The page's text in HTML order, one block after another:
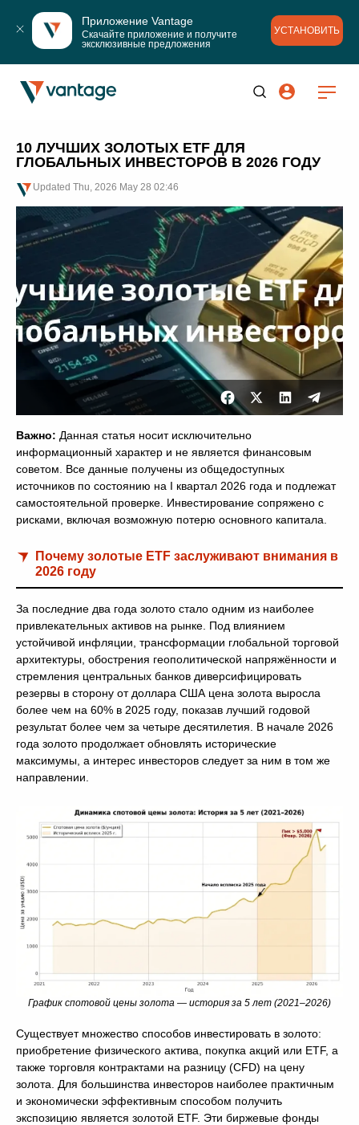
Приложение Vantage
Скачайте приложение и получите
эксклюзивные предложения
УСТАНОВИТЬ
10 ЛУЧШИХ ЗОЛОТЫХ ETF ДЛЯ
ГЛОБАЛЬНЫХ ИНВЕСТОРОВ В 2026 ГОДУ
Updated Thu, 2026 May 28 02:46
Важно: Данная статья носит исключительно
информационный характер и не является финансовым
советом. Все данные получены из общедоступных
источников по состоянию на I квартал 2026 года и подлежат
самостоятельной проверке. Инвестирование сопряжено с
рисками, включая возможную потерю основного капитала.
Почему золотые ETF заслуживают внимания в
2026 году
За последние два года золото стало одним из наиболее
привлекательных активов на рынке. Под влиянием
устойчивой инфляции, трансформации глобальной торговой
архитектуры, обострения геополитической напряжённости и
стремления центральных банков диверсифицировать
резервы в сторону от доллара США цена золота выросла
более чем на 60% в 2025 году, показав лучший годовой
результат более чем за четыре десятилетия. В начале 2026
года золото продолжает обновлять исторические
максимумы, а интерес инвесторов следует за ним в том же
направлении.
График спотовой цены золота — история за 5 лет (2021–2026)
Существует множество способов инвестировать в золото:
приобретение физического актива, покупка акций или ETF, а
также торговля контрактами на разницу (CFD) на цену
золота. Для большинства инвесторов наиболее практичным
и экономически эффективным способом получить
экспозицию является золотой ETF. Эти биржевые фонды